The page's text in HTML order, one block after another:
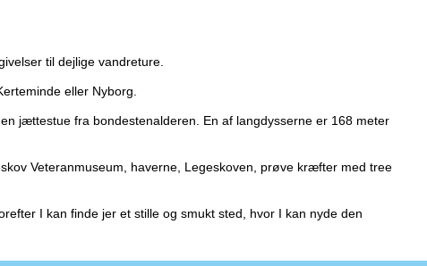
til dejlige vandreture.
eller Nyborg.
jættestue fra bondestenalderen. En af langdysserne er 168 meter
Veteranmuseum, haverne, Legeskoven, prøve kræfter med tree
I kan finde jer et stille og smukt sted, hvor I kan nyde den